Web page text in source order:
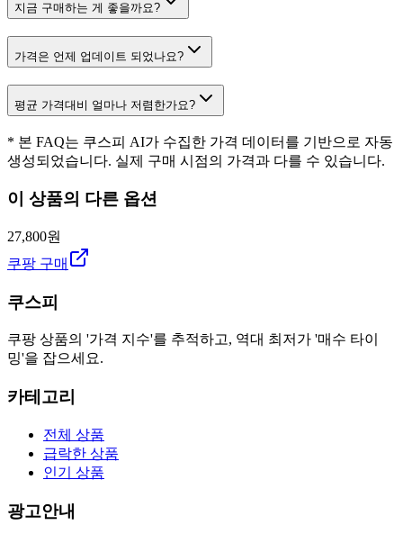
지금 구매하는 게 좋을까요?
가격은 언제 업데이트 되었나요?
평균 가격대비 얼마나 저렴한가요?
* 본 FAQ는 쿠스피 AI가 수집한 가격 데이터를 기반으로 자동
생성되었습니다. 실제 구매 시점의 가격과 다를 수 있습니다.
이 상품의 다른 옵션
27,800원
쿠팡 구매
쿠스피
쿠팡 상품의 '가격 지수'를 추적하고, 역대 최저가 '매수 타이
밍'을 잡으세요.
카테고리
전체 상품
급락한 상품
인기 상품
광고안내